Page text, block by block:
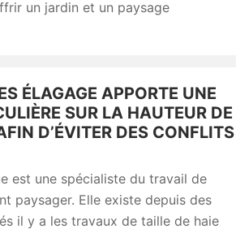
un jardin et un paysage
ÉLAGAGE APPORTE UNE
SUR LA HAUTEUR DE
D’ÉVITER DES CONFLITS
est une spécialiste du travail de
paysager. Elle existe depuis des
il y a les travaux de taille de haie